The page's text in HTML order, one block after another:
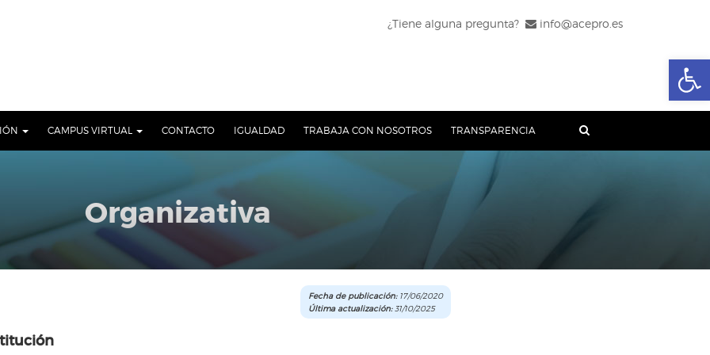
¿Tiene alguna pregunta? info@acepro.es
CAMPUS VIRTUAL CONTACTO IGUALDAD TRABAJA CON NOSOTROS TRANSPARENCIA
Organizativa
Fecha de publicación:17/06/2020
Última actualización: 31/10/2025